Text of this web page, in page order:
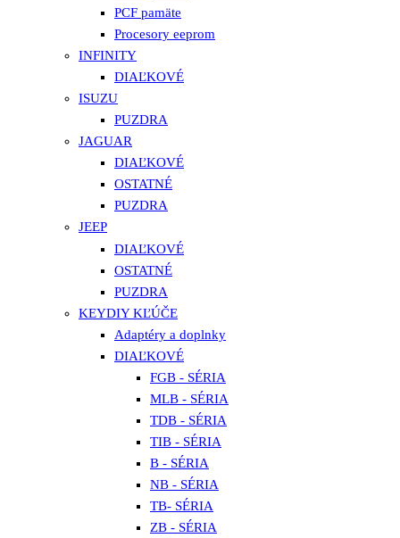
PCF pamäte
Procesory eeprom
INFINITY
DIAĽKOVÉ
ISUZU
PUZDRA
JAGUAR
DIAĽKOVÉ
OSTATNÉ
PUZDRA
JEEP
DIAĽKOVÉ
OSTATNÉ
PUZDRA
KEYDIY KĽÚČE
Adaptéry a doplnky
DIAĽKOVÉ
FGB - SÉRIA
MLB - SÉRIA
TDB - SÉRIA
TIB - SÉRIA
B - SÉRIA
NB - SÉRIA
TB- SÉRIA
ZB - SÉRIA